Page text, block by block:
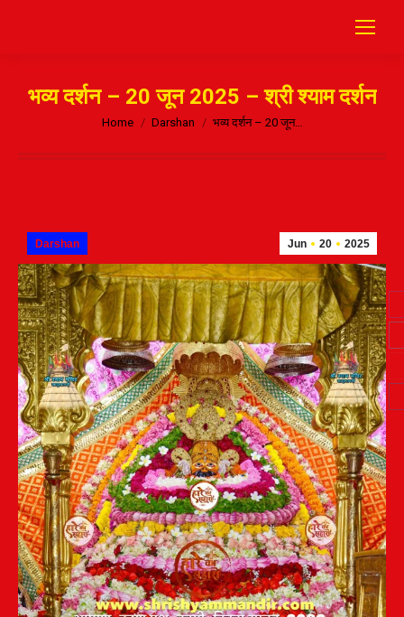
भव्य दर्शन – 20 जून 2025 – श्री श्याम दर्शन
Home Darshan भव्य दर्शन – 20 जून…
Jun 20 2025
Darshan
Post
navigation